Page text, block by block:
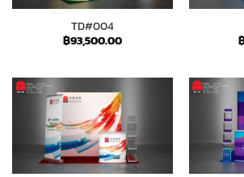
TD#004
฿93,500.00